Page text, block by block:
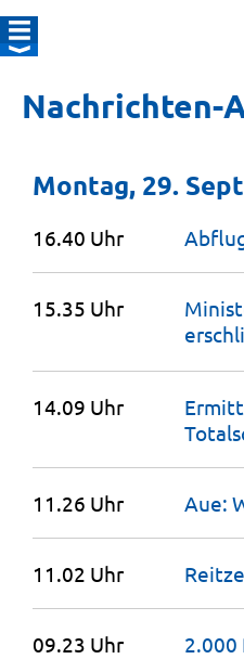
Nachrichten-
Montag, 29.
16.40 Uhr
15.35 Uhr
14.09 Uhr
11.26 Uhr Aue:
11.02 Uhr
09.23 Uhr 2.000